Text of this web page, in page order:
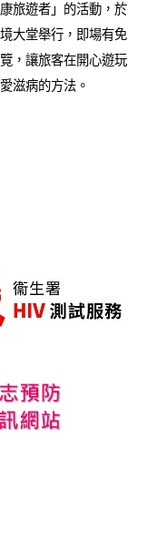
旅遊者」的活動，於
大堂舉行，即場有免
，讓旅客在開心遊玩
滋病的方法。